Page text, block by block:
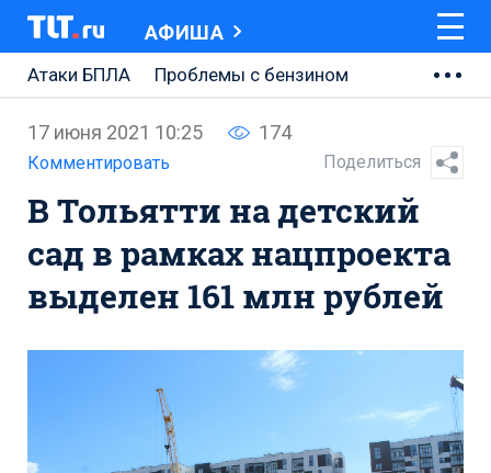
АФИША
Атаки БПЛА
Проблемы с бензином
Ремонт Центральной площади
Ремонт Обводного шоссе
Набережная Тольятти
Неделя Тольятти
17 июня 2021 10:25 174
Комментировать Поделиться
В Тольятти на детский
сад в рамках нацпроекта
выделен 161 млн рублей